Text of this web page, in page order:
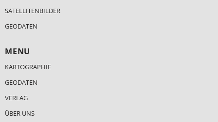
SATELLITENBILDER
GEODATEN
MENU
KARTOGRAPHIE
GEODATEN
VERLAG
ÜBER UNS